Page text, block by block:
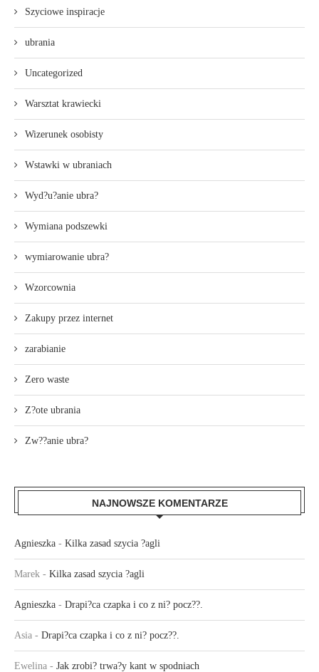
Szyciowe inspiracje
ubrania
Uncategorized
Warsztat krawiecki
Wizerunek osobisty
Wstawki w ubraniach
Wyd?u?anie ubra?
Wymiana podszewki
wymiarowanie ubra?
Wzorcownia
Zakupy przez internet
zarabianie
Zero waste
Z?ote ubrania
Zw??anie ubra?
NAJNOWSZE KOMENTARZE
Agnieszka - Kilka zasad szycia ?agli
Marek - Kilka zasad szycia ?agli
Agnieszka - Drapi?ca czapka i co z ni? pocz??.
Asia - Drapi?ca czapka i co z ni? pocz??.
Ewelina - Jak zrobi? trwa?y kant w spodniach